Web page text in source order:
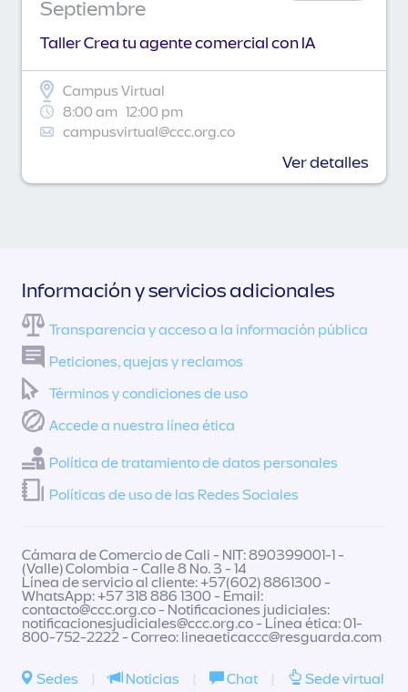
Septiembre
Taller Crea tu agente comercial con IA
Campus Virtual
8:00 am 12:00 pm
campusvirtual@ccc.org.co
Ver detalles
Información y servicios adicionales
Transparencia y acceso a la información pública
Peticiones, quejas y reclamos
Términos y condiciones de uso
Accede a nuestra línea ética
Política de tratamiento de datos personales
Políticas de uso de las Redes Sociales
Cámara de Comercio de Cali - NIT: 890399001-1 -
(Valle) Colombia - Calle 8 No. 3 - 14
Línea de servicio al cliente: +57(602) 8861300 -
WhatsApp: +57 318 886 1300 - Email:
contacto@ccc.org.co- Notificaciones judiciales:
notificacionesjudiciales@ccc.org.co- Línea ética: 01-
800-752-2222 - Correo: lineaeticaccc@resguarda.com
Sedes | Noticias | Chat | Sede virtual